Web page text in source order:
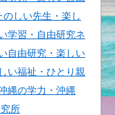
しい先生・楽し
学習・自由研究ネ
自由研究・楽しい
い福祉・ひとり親
縄の学力・沖縄
所